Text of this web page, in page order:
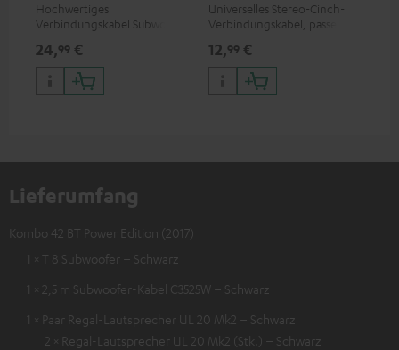
Hochwertiges
Verbindungskabel Subwoofer
24,99 €
Universelles Stereo-Cinch-
Verbindungskabel, passend
Buchsen
12,99 €
Lieferumfang
Kombo 42 BT Power Edition (2017)
1 × T 8 Subwoofer – Schwarz
1 × 2,5 m Subwoofer-Kabel C3525W – Schwarz
1 × Paar Regal-Lautsprecher UL 20 Mk2 – Schwarz
2 × Regal-Lautsprecher UL 20 Mk2 (Stk.) – Schwarz